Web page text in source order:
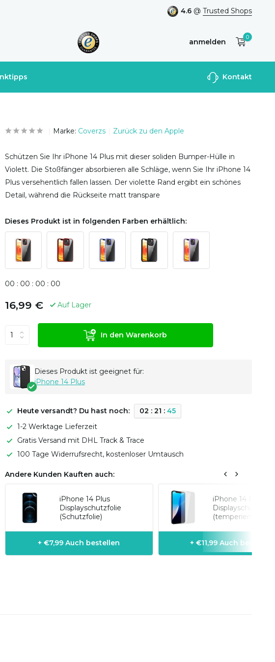
4.6 @ Trusted Shops
anmelden
Benutzerkonto
0
Kontakt
Marke: Coverzs Zurück zu den Apple
Schützen Sie Ihr iPhone 14 Plus mit dieser soliden Bumper-Hülle in
Violett. Die Stoßfänger absorbieren alle Schläge, wenn Sie Ihr iPhone 14
Plus versehentlich fallen lassen. Der violette Rand ergibt ein schönes
Detail, während die Rückseite matt transpare
Dieses Produkt ist in folgenden Farben erhältlich:
00 : 00 : 00 : 00
16,99 € Auf Lager
In den Warenkorb
Dieses Produkt ist geeignet für:
iPhone 14 Plus
Heute versandt? Du hast noch: 02 : 21 : 44
1-2 Werktage Lieferzeit
Gratis Versand mit DHL Track & Trace
100 Tage Widerrufsrecht, kostenloser Umtausch
Andere Kunden Kauften auch:
iPhone 14 Plus
Displayschutzfolie
(Schutzfolie)
+ €7,99 Auch bestellen
iPhone 14 Plus
Displayschutzfolie
(temperiert Glas)
+ €11,99 Auch bestellen